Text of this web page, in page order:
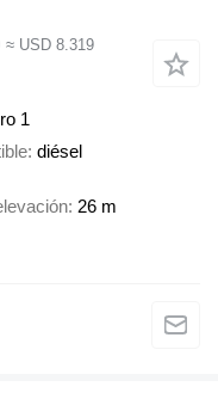
≈ USD 8.319
1
diésel
26 m